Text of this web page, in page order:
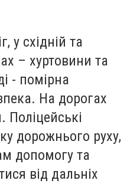
у східній та
– хуртовини та
- помірна
На дорогах
Поліцейські
дорожнього руху,
допомогу та
від дальніх